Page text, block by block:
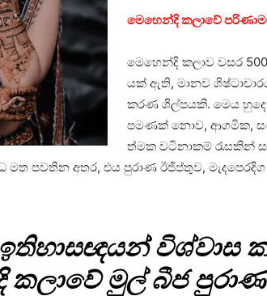
මෙහෙන්දි කලාවේ
මෙහෙන්දි කලාව වසර
යක් ඇති, මානව
ක­රණ ශිල්ප­යකි. මෙය
පම­ණක් නොව, ආග­මික,
ත්මක වටි­නා­කම් රැස­කින්
මත පව­තින අතර, එය පුරාණ ඊජි­ප්තුව,
විශ්වාස
කලාවේ මුල් බීජ